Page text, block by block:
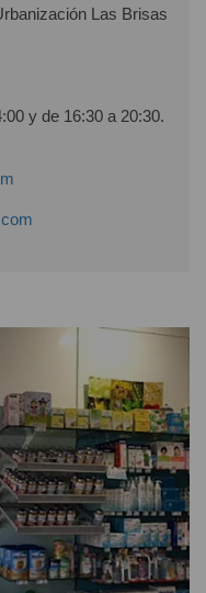
Las Brisas
y de 16:30 a 20:30.